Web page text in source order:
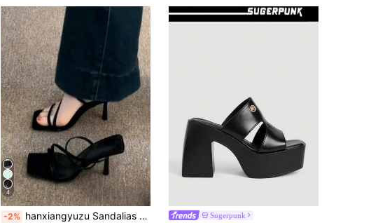
4
-2% hanxiangyuzu Sandalias de punta cuadrada con correa 2026, estilo elegante francés, tacones altos de correa fina negra para verano, moda para fiestas & bodas, tacones de aguja Sugerpunk